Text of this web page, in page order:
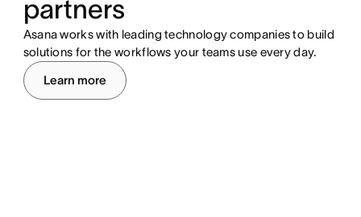
partners
Asana works with leading technology companies to build
solutions for the workflows your teams use every day.
Learn more